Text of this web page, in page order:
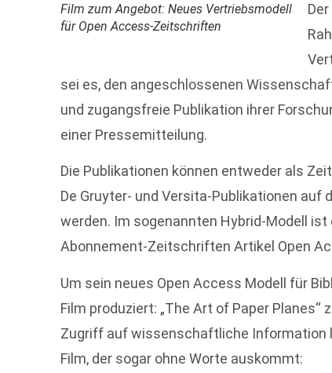
Film zum Angebot: Neues Vertriebsmodell
für Open Access-Zeitschriften
sei es, den angeschlossenen
und zugangsfreie Publikation ihrer
einer Pressemitteilung.
Die Publikationen können entweder als
De Gruyter- und Versita-Publikationen
werden. Im sogenannten Hybrid-Modell
Abonnement-Zeitschriften Artikel Open
Um sein neues Open Access Modell für
Film produziert: „The Art of Paper
Zugriff auf wissenschaftliche Information
Film, der sogar ohne Worte auskommt: